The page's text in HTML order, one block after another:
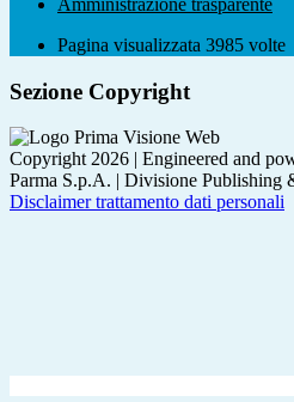
Amministrazione trasparente
Pagina visualizzata 3985 volte
Sezione Copyright
Copyright 2026 | Engineered and
Parma S.p.A. | Divisione Publishing
Disclaimer trattamento dati personali